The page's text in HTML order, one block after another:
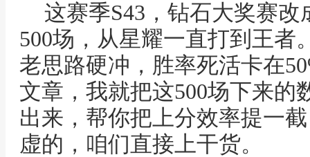
这赛季S43，钻石大奖赛
500场，从星耀一直打到王者
老思路硬冲，胜率死活卡在
文章，我就把这500场下来的
出来，帮你把上分效率提一
虚的，咱们直接上干货。